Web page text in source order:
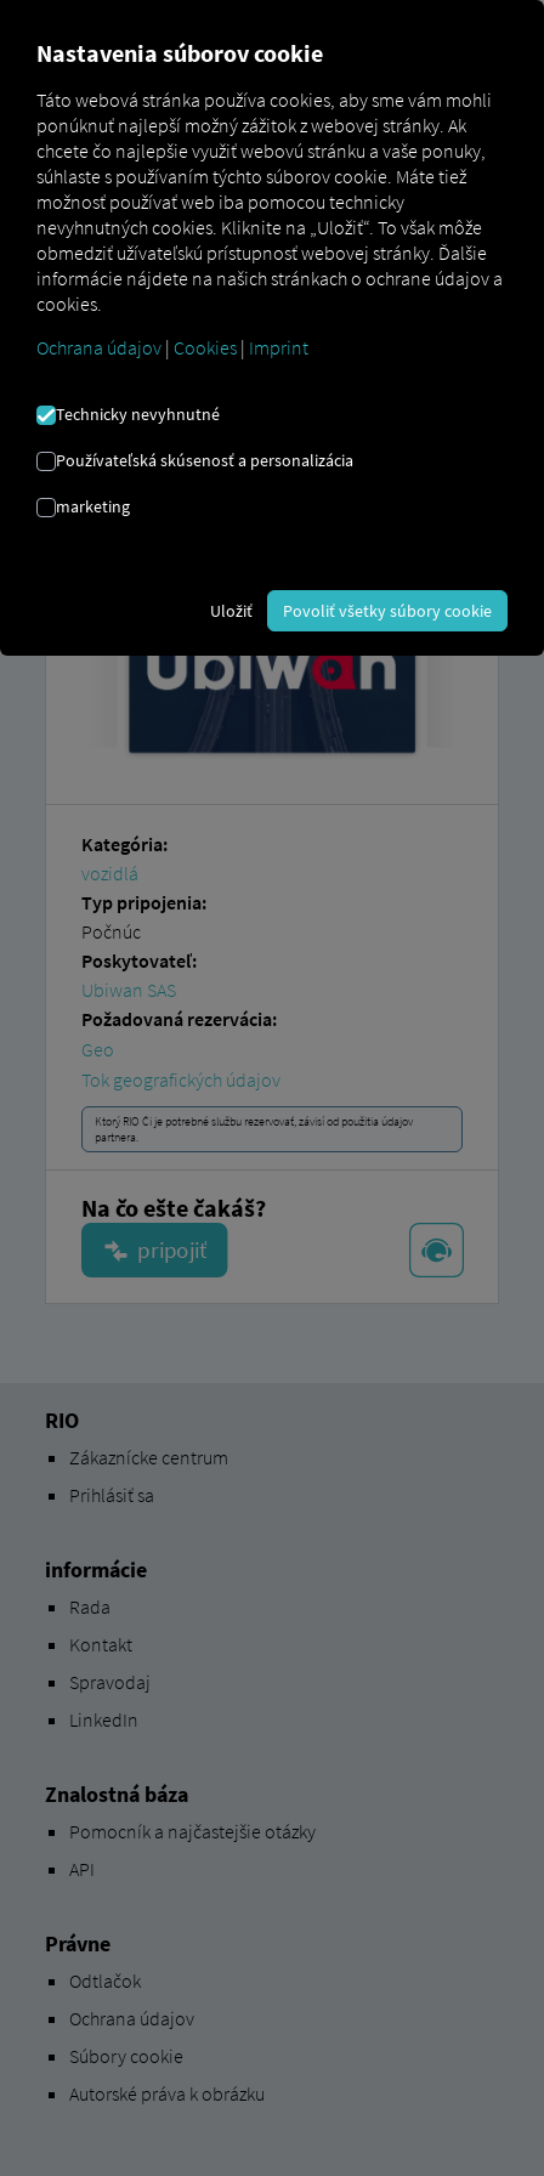
Marketplace Connectors Ubiwan Connect
UBISOFT CONNECT
Integrácia externého poskytovateľa
Už využívate služby spoločnosti
dáta z našich služieb . Potrebujete len
.
Kategória:
vozidlá
Typ pripojenia:
Počnúc
Poskytovateľ:
Ubiwan SAS
Požadovaná rezervácia:
Geo
Tok geografických údajov
Ktorý RIO Či je potrebné službu rezervovať, závisí od použitia údajov
partnera.
Na čo ešte čakáš?
RIO
Zákaznícke centrum
Prihlásiť sa
informácie
Rada
Kontakt
Spravodaj
LinkedIn
Znalostná báza
Pomocník a najčastejšie otázky
API
Právne
Odtlačok
Ochrana údajov
Súbory cookie
Autorské práva k obrázku
Nastavenia súborov cookie
Táto webová stránka používa cookies, aby sme vám mohli
ponúknuť najlepší možný zážitok z webovej stránky. Ak
chcete čo najlepšie využiť webovú stránku a vaše ponuky,
súhlaste s používaním týchto súborov cookie. Máte tiež
možnosť používať web iba pomocou technicky
nevyhnutných cookies. Kliknite na „Uložiť“. To však môže
obmedziť užívateľskú prístupnosť webovej stránky. Ďalšie
informácie nájdete na našich stránkach o ochrane údajov a
cookies.
Ochrana údajov | Cookies | Imprint
Technicky nevyhnutné
Používateľská skúsenosť a personalizácia
marketing
Uložiť Povoliť všetky súbory cookie